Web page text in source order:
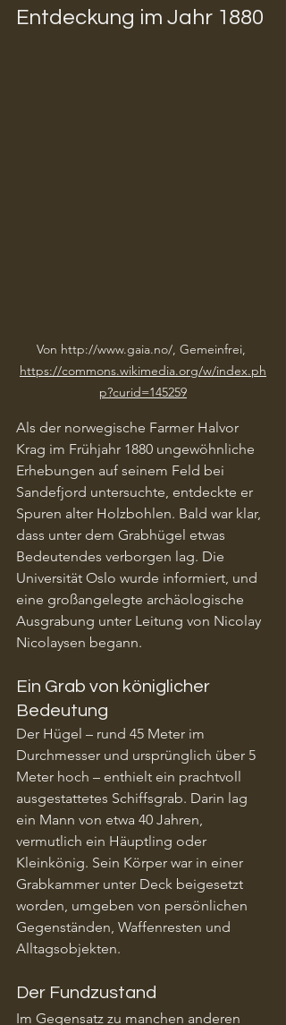
Entdeckung im Jahr 1880
Von http://www.gaia.no/, Gemeinfrei,
https://commons.wikimedia.org/w/index.ph
p?curid=145259
Als der norwegische Farmer Halvor
Krag im Frühjahr 1880 ungewöhnliche
Erhebungen auf seinem Feld bei
Sandefjord untersuchte, entdeckte er
Spuren alter Holzbohlen. Bald war klar,
dass unter dem Grabhügel etwas
Bedeutendes verborgen lag. Die
Universität Oslo wurde informiert, und
eine großangelegte archäologische
Ausgrabung unter Leitung von Nicolay
Nicolaysen begann.
Ein Grab von königlicher
Bedeutung
Der Hügel – rund 45 Meter im
Durchmesser und ursprünglich über 5
Meter hoch – enthielt ein prachtvoll
ausgestattetes Schiffsgrab. Darin lag
ein Mann von etwa 40 Jahren,
vermutlich ein Häuptling oder
Kleinkönig. Sein Körper war in einer
Grabkammer unter Deck beigesetzt
worden, umgeben von persönlichen
Gegenständen, Waffenresten und
Alltagsobjekten.
Der Fundzustand
Im Gegensatz zu manchen anderen